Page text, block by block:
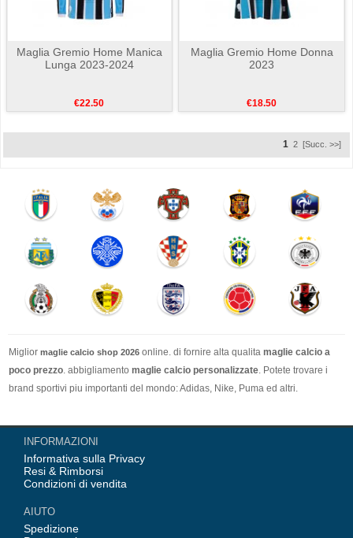
Maglia Gremio Home Manica
Lunga 2023-2024
€22.50
Maglia Gremio Home Donna
2023
€18.50
1 2 [Succ. >>]
Miglior maglie calcio shop 2026 online. di fornire alta qualita maglie calcio a
poco prezzo. abbigliamento maglie calcio personalizzate. Potete trovare i
brand sportivi piu importanti del mondo: Adidas, Nike, Puma ed altri.
Nel nostro negozio trovi le calcio maglie italia Top Coppa Mondo 2026 Team(
Italia, Germania, Spagna, Argentina, Francia, Portogallo etc) piu importanti
delle squadre italiane (Juventus, AC Milan, Inter Milan, etc). Top europee
Team(Barcellona, Real Madrid, Bayern Monaco, Manchester United, Leicester
INFORMAZIONI
Informativa sulla Privacy
Resi & Rimborsi
Condizioni di vendita
AIUTO
Spedizione